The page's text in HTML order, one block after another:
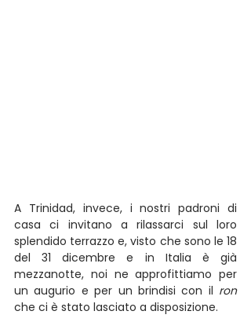
A Trinidad, invece, i nostri padroni di
casa ci invitano a rilassarci sul loro
splendido terrazzo e, visto che sono le 18
del 31 dicembre e in Italia è già
mezzanotte, noi ne approfittiamo per
un augurio e per un brindisi con il ron
che ci è stato lasciato a disposizione.